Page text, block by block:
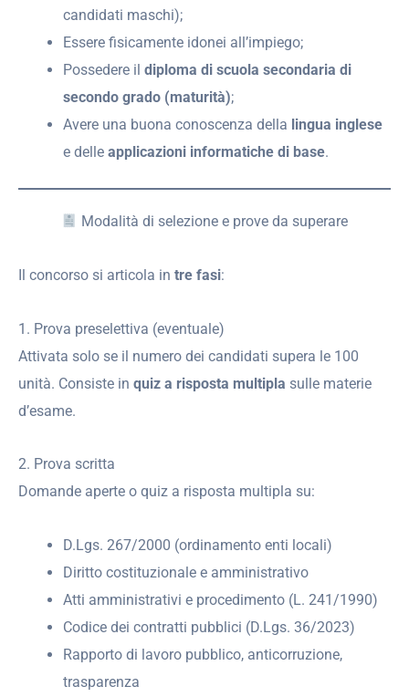
candidati maschi);
Essere fisicamente idonei all’impiego;
Possedere ildiploma di scuola secondaria di
secondo grado (maturità);
Avere una buona conoscenza della lingua inglese
e delleapplicazioni informatiche di base.
Modalità di selezione e prove da superare
Il concorso si articola in tre fasi:
1. Prova preselettiva (eventuale)
Attivata solo se il numero dei candidati supera le 100
unità. Consiste in quiz a risposta multipla sulle materie
d’esame.
2. Prova scritta
Domande aperte o quiz a risposta multipla su:
D.Lgs. 267/2000 (ordinamento enti locali)
Diritto costituzionale e amministrativo
Atti amministrativi e procedimento (L. 241/1990)
Codice dei contratti pubblici (D.Lgs. 36/2023)
Rapporto di lavoro pubblico, anticorruzione,
trasparenza